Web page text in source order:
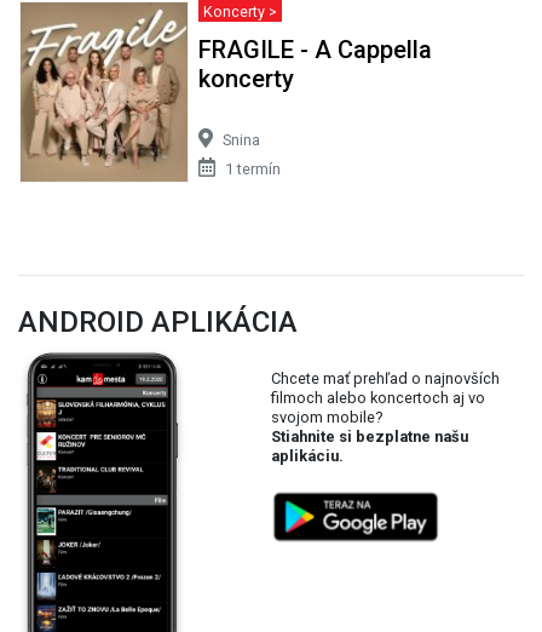
Koncerty >
FRAGILE - A Cappella
koncerty
Snina
1 termín
ANDROID APLIKÁCIA
Chcete mať prehľad o najnovších
filmoch alebo koncertoch aj vo
svojom mobile?
Stiahnite si bezplatne našu
aplikáciu.